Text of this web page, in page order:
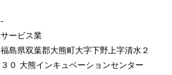
-
サービス業
福島県双葉郡大熊町大字下野上字清水２
３０ 大熊インキュベーションセンター